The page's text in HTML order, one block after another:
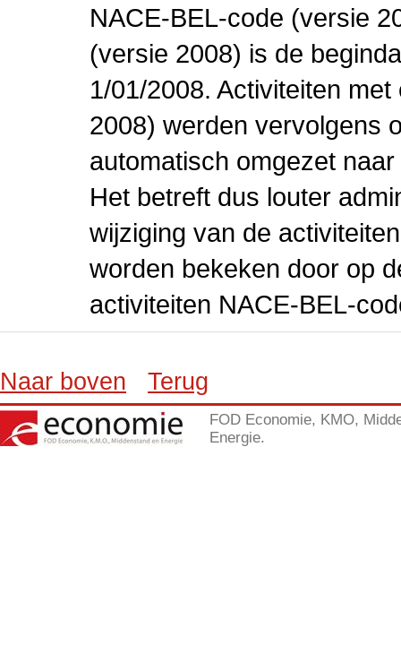
NACE-BEL-code (versie
(versie 2008) is de
1/01/2008. Activiteiten
2008) werden vervolgens
automatisch omgezet
Het betreft dus louter
wijziging van de
worden bekeken door op
activiteiten NACE-BEL-
Naar boven Terug
FOD Economie, KMO,
Energie.